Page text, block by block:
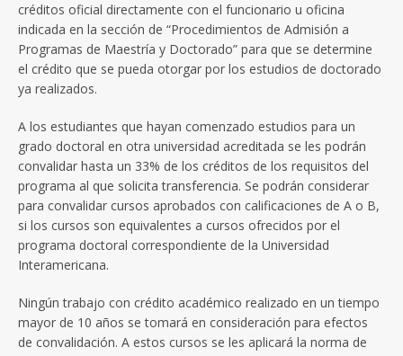
créditos oficial directamente con el funcionario u oficina
indicada en la sección de “Procedimientos de Admisión a
Programas de Maestría y Doctorado” para que se determine
el crédito que se pueda otorgar por los estudios de doctorado
ya realizados.
A los estudiantes que hayan comenzado estudios para un
grado doctoral en otra universidad acreditada se les podrán
convalidar hasta un 33% de los créditos de los requisitos del
programa al que solicita transferencia. Se podrán considerar
para convalidar cursos aprobados con calificaciones de A o B,
si los cursos son equivalentes a cursos ofrecidos por el
programa doctoral correspondiente de la Universidad
Interamericana.
Ningún trabajo con crédito académico realizado en un tiempo
mayor de 10 años se tomará en consideración para efectos
de convalidación. A estos cursos se les aplicará la norma de